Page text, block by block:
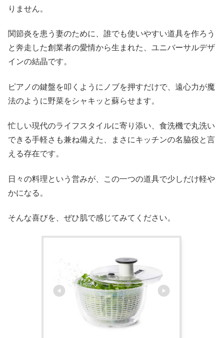
りません。
関節炎を患う妻のために、誰でも使いやすい道具を作ろう
と奔走した創業者の愛情から生まれた、ユニバーサルデザ
インの結晶です。
ピアノの鍵盤を叩くようにノブを押すだけで、遠心力が魔
法のように野菜をシャキッと蘇らせます。
忙しい現代のライフスタイルに寄り添い、食洗機で丸洗い
できる手軽さも兼ね備えた、まさにキッチンの名脇役と言
える存在です。
日々の料理という営みが、この一つの道具で少しだけ軽や
かになる。
そんな喜びを、ぜひ肌で感じてみてください。